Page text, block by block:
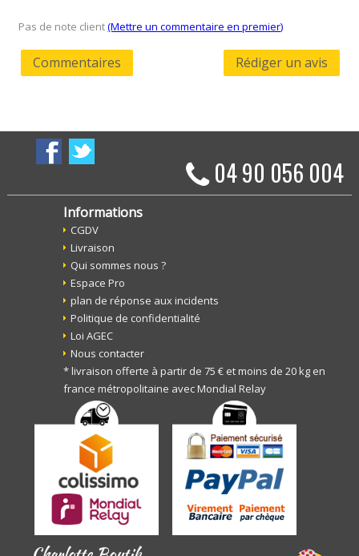
Pas de note client(Mettre un commentaire en premier)
Commentaires Rédiger un avis
04 90 056 004
Informations
CGDV
Livraison
Qui sommes nous ?
Espace Pro
plan de réponse aux incidents
Politique de confidentialité
Loi AGEC
Nous contacter
* livraison offerte à partir de 75 € et moins de 20 kg en
france métropolitaine avec Mondial Relay